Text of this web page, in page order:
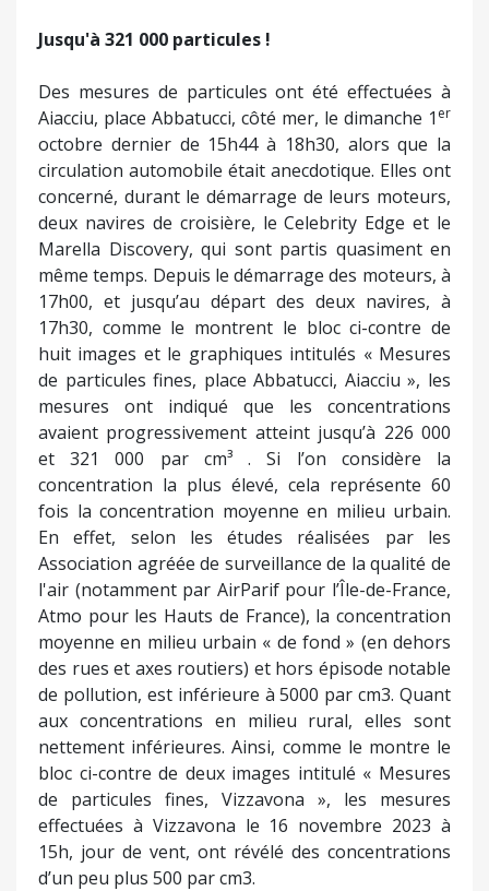
Jusqu'à 321 000 particules !
Des mesures de particules ont été effectuées à
Aiacciu, place Abbatucci, côté mer, le dimanche 1 er
octobre dernier de 15h44 à 18h30, alors que la
circulation automobile était anecdotique. Elles ont
concerné, durant le démarrage de leurs moteurs,
deux navires de croisière, le Celebrity Edge et le
Marella Discovery, qui sont partis quasiment en
même temps. Depuis le démarrage des moteurs, à
17h00, et jusqu’au départ des deux navires, à
17h30, comme le montrent le bloc ci-contre de
huit images et le graphiques intitulés « Mesures
de particules fines, place Abbatucci, Aiacciu », les
mesures ont indiqué que les concentrations
avaient progressivement atteint jusqu’à 226 000
et 321 000 par cm³ . Si l’on considère la
concentration la plus élevé, cela représente 60
fois la concentration moyenne en milieu urbain.
En effet, selon les études réalisées par les
Association agréée de surveillance de la qualité de
l'air (notamment par AirParif pour l’Île-de-France,
Atmo pour les Hauts de France), la concentration
moyenne en milieu urbain « de fond » (en dehors
des rues et axes routiers) et hors épisode notable
de pollution, est inférieure à 5000 par cm3. Quant
aux concentrations en milieu rural, elles sont
nettement inférieures. Ainsi, comme le montre le
bloc ci-contre de deux images intitulé « Mesures
de particules fines, Vizzavona », les mesures
effectuées à Vizzavona le 16 novembre 2023 à
15h, jour de vent, ont révélé des concentrations
d’un peu plus 500 par cm3.